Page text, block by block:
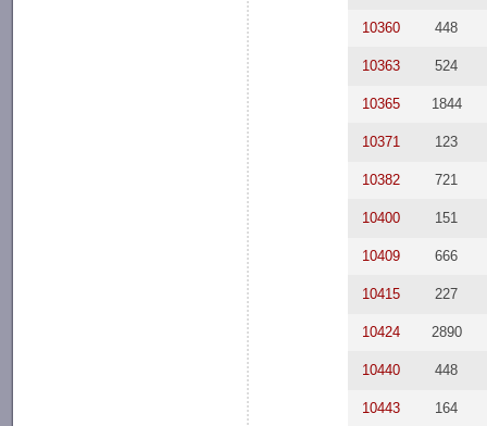
10360 448
10363 524
10365 1844
10371 123
10382 721
10400 151
10409 666
10415 227
10424 2890
10440 448
10443 164